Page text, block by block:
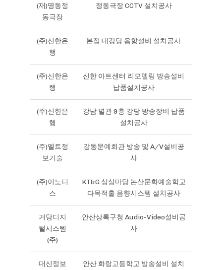
(재)명동정
동극장
정동극장 CCTV 설치공사
(주)신한은
행
본점 대강당 음향설비 설치공사
(주)신한은
행
신한 아트센터 리모델링 방송설비
납품설치공사
(주)신한은
행
강남 별관 9층 강당 방송장비 납품
설치공사
(주)엘트정
보기술
강동문예회관 방송 및 A/V설비공
사
(주)이노디
스
KT&G 상상마당 논산문화예술학교
다목적홀 음향시스템 설치공사
거당디지
털시스템
(주)
안산상록구청 Audio-Video설비공
사
대신정보
안산 화랑고등학교 방송설비 설치